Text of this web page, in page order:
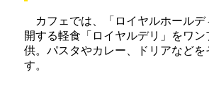
カフェでは、「ロイヤルホールデ
開する軽食「ロイヤルデリ」をワン
供。パスタやカレー、ドリアなどを
す。